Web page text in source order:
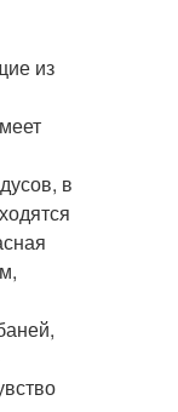
из
в